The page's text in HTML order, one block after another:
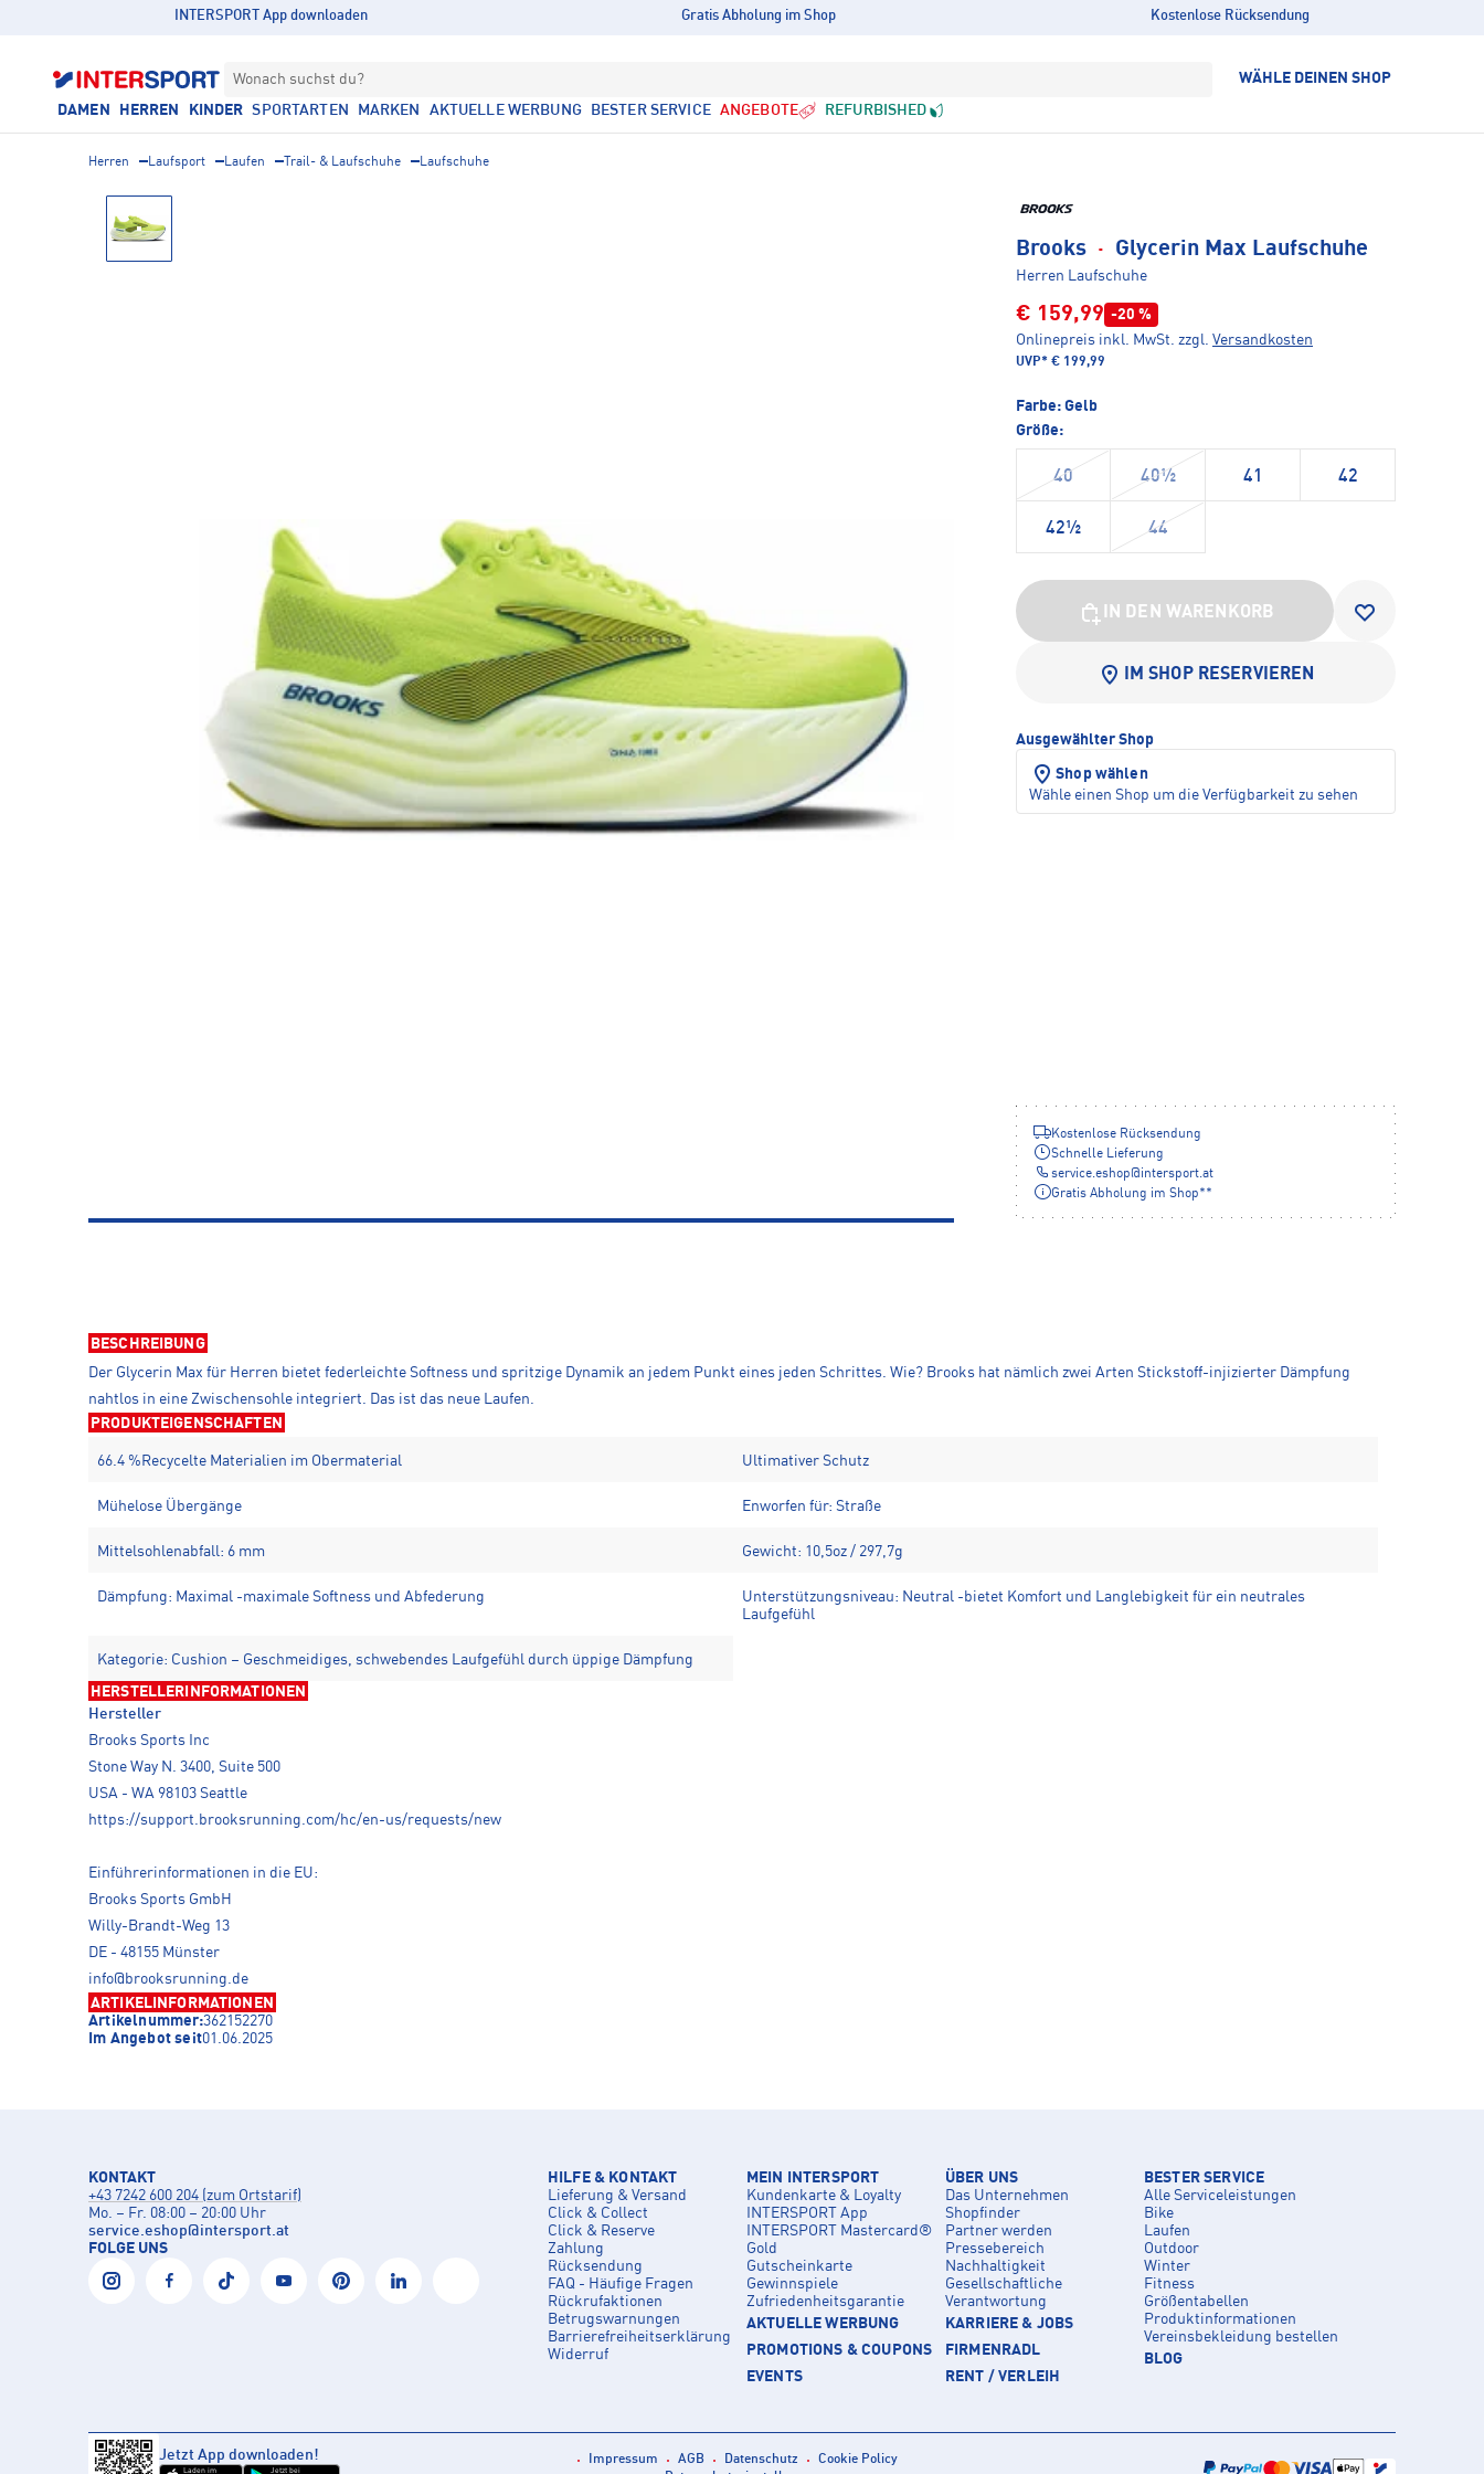
INTERSPORT App downloaden Gratis Abholung im Shop Kostenlose Rücksendung
Wonach suchst du? WÄHLE DEINEN SHOP
DAMEN HERREN KINDER SPORTARTEN MARKEN AKTUELLE WERBUNG BESTER SERVICE ANGEBOTE REFURBISHED
Herren Laufsport Laufen Trail- & Laufschuhe Laufschuhe
Brooks · Glycerin Max Laufschuhe
Herren Laufschuhe
€ 159,99 -20 %
Onlinepreis inkl. MwSt. zzgl. Versandkosten
UVP* € 199,99
Farbe: Gelb
Größe:
40 40½ 41 42
42½ 44
IN DEN WARENKORB
IM SHOP RESERVIEREN
Ausgewählter Shop
Shop wählen
Wähle einen Shop um die Verfügbarkeit zu sehen
Kostenlose Rücksendung
Schnelle Lieferung
service.eshop@intersport.at
Gratis Abholung im Shop**
BESCHREIBUNG
Der Glycerin Max für Herren bietet federleichte Softness und spritzige Dynamik an jedem Punkt eines jeden Schrittes. Wie? Brooks hat nämlich zwei Arten Stickstoff-injizierter Dämpfung
nahtlos in eine Zwischensohle integriert. Das ist das neue Laufen.
PRODUKTEIGENSCHAFTEN
66.4 %Recycelte Materialien im Obermaterial Ultimativer Schutz
Mühelose Übergänge Enworfen für: Straße
Mittelsohlenabfall: 6 mm Gewicht: 10,5oz / 297,7g
Dämpfung: Maximal -maximale Softness und Abfederung
Unterstützungsniveau: Neutral -bietet Komfort und Langlebigkeit für ein neutrales
Laufgefühl
Kategorie: Cushion – Geschmeidiges, schwebendes Laufgefühl durch üppige Dämpfung
HERSTELLERINFORMATIONEN
Hersteller
Brooks Sports Inc
Stone Way N. 3400, Suite 500
USA - WA 98103 Seattle
https://support.brooksrunning.com/hc/en-us/requests/new
Einführerinformationen in die EU:
Brooks Sports GmbH
Willy-Brandt-Weg 13
DE - 48155 Münster
info@brooksrunning.de
ARTIKELINFORMATIONEN
Artikelnummer:362152270
Im Angebot seit01.06.2025
KONTAKT
+43 7242 600 204 (zum Ortstarif)
Mo. – Fr. 08:00 – 20:00 Uhr
service.eshop@intersport.at
FOLGE UNS
HILFE & KONTAKT
Lieferung & Versand
Click & Collect
Click & Reserve
Zahlung
Rücksendung
FAQ - Häufige Fragen
Rückrufaktionen
Betrugswarnungen
Barrierefreiheitserklärung
Widerruf
MEIN INTERSPORT
Kundenkarte & Loyalty
INTERSPORT App
INTERSPORT Mastercard®
Gold
Gutscheinkarte
Gewinnspiele
Zufriedenheitsgarantie
AKTUELLE WERBUNG
PROMOTIONS & COUPONS
EVENTS
ÜBER UNS
Das Unternehmen
Shopfinder
Partner werden
Pressebereich
Nachhaltigkeit
Gesellschaftliche
Verantwortung
KARRIERE & JOBS
FIRMENRADL
RENT / VERLEIH
BESTER SERVICE
Alle Serviceleistungen
Bike
Laufen
Outdoor
Winter
Fitness
Größentabellen
Produktinformationen
Vereinsbekleidung bestellen
BLOG
Jetzt App downloaden!
Laden im Jetzt bei
Impressum AGB Datenschutz
Cookie Policy